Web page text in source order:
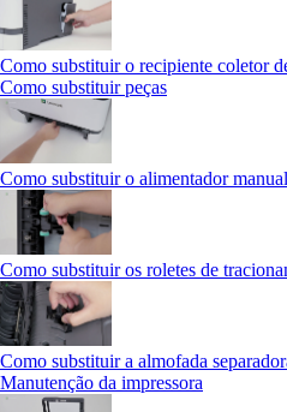
Como substituir o recipiente coletor
Como substituir peças
Como substituir o alimentador
Como substituir os roletes de
Como substituir a almofada
Manutenção da impressora